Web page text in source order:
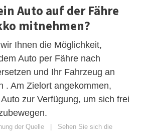
Auto auf der Fähre
mitnehmen?
Ihnen die Möglichkeit,
Auto per Fähre nach
und Ihr Fahrzeug an
. Am Zielort angekommen,
zur Verfügung, um sich frei
der Quelle | Sehen Sie sich die